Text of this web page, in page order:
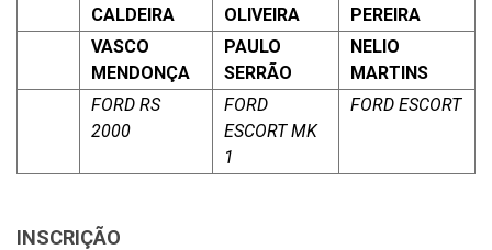
CALDEIRA
OLIVEIRA
PEREIRA
VASCO
MENDONÇA
PAULO
SERRÃO
NELIO
MARTINS
FORD RS
2000
FORD
ESCORT MK
1
FORD ESCORT
INSCRIÇÃO